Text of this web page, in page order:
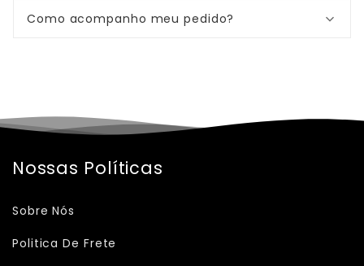
Como acompanho meu pedido?
Nossas Políticas
Sobre Nós
Politica De Frete